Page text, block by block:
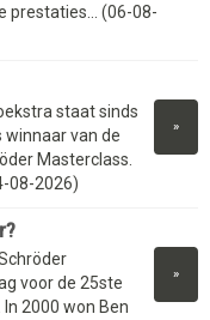
prestaties... (06-08-
»
staat sinds
winnaar van de
Masterclass.
08-2026)
»
voor de 25ste
2000 won Ben